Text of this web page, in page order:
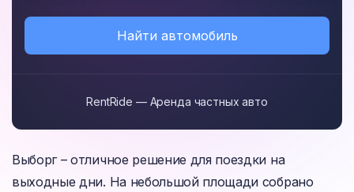
Найти автомобиль
RentRide — Аренда частных авто
Выборг – отличное решение для поездки на
выходные дни. На небольшой площади собрано